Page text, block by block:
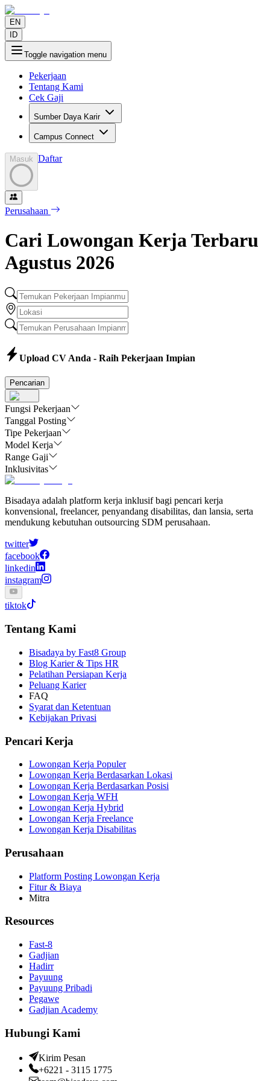
EN
ID
Toggle navigation menu
Pekerjaan
Tentang Kami
Cek Gaji
Sumber Daya Karir
Campus Connect
Masuk Daftar
Perusahaan
Cari Lowongan Kerja Terbaru
Agustus 2026
Upload CV Anda - Raih Pekerjaan Impian
Pencarian
Fungsi Pekerjaan
Tanggal Posting
Tipe Pekerjaan
Model Kerja
Range Gaji
Inklusivitas
Bisadaya adalah platform kerja inklusif bagi pencari kerja
konvensional, freelancer, penyandang disabilitas, dan lansia, serta
mendukung kebutuhan outsourcing SDM perusahaan.
twitter
facebook
linkedin
instagram
tiktok
Tentang Kami
Bisadaya by Fast8 Group
Blog Karier & Tips HR
Pelatihan Persiapan Kerja
Peluang Karier
FAQ
Syarat dan Ketentuan
Kebijakan Privasi
Pencari Kerja
Lowongan Kerja Populer
Lowongan Kerja Berdasarkan Lokasi
Lowongan Kerja Berdasarkan Posisi
Lowongan Kerja WFH
Lowongan Kerja Hybrid
Lowongan Kerja Freelance
Lowongan Kerja Disabilitas
Perusahaan
Platform Posting Lowongan Kerja
Fitur & Biaya
Mitra
Resources
Fast-8
Gadjian
Hadirr
Payuung
Payuung Pribadi
Pegawe
Gadjian Academy
Hubungi Kami
Kirim Pesan
+6221 - 3115 1775